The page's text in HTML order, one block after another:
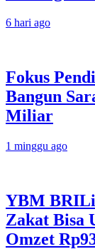
6 hari ago
Fokus
Bangun
Miliar
1 minggu ago
YBM
Zakat Bisa
Omzet